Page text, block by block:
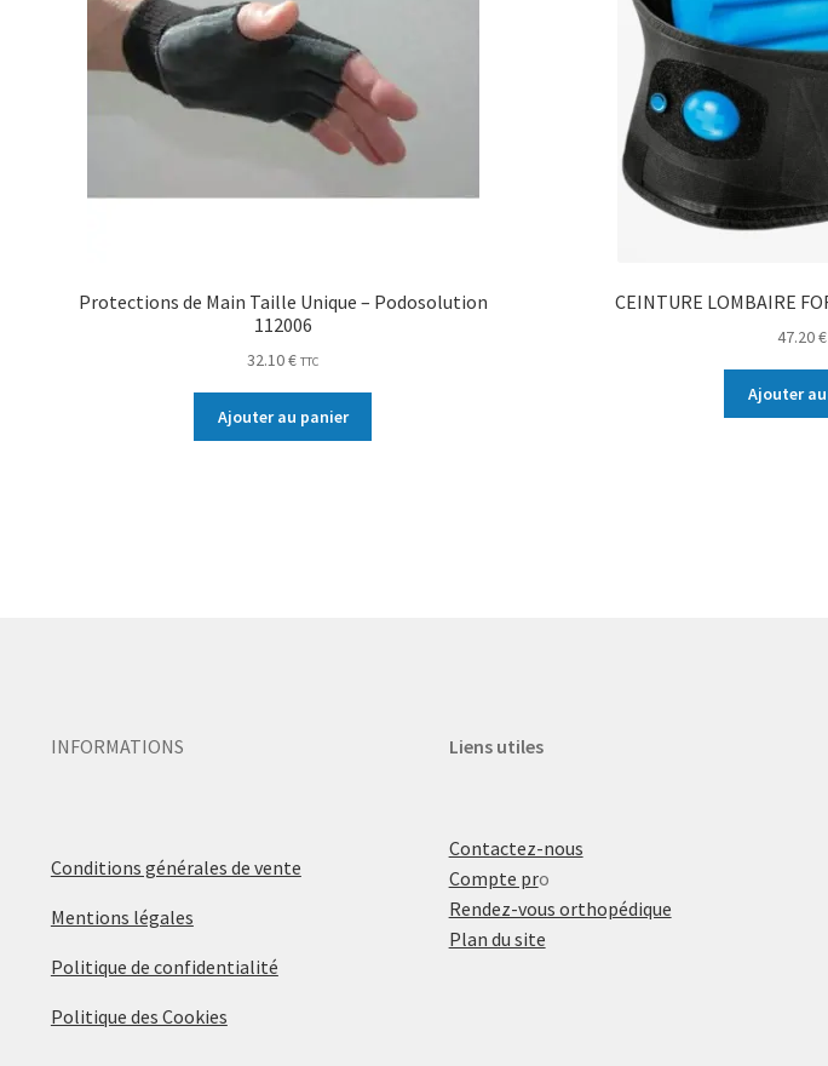
Protections de Main Taille Unique – Podosolution
112006
32.10€ TTC
Ajouter au panier
CEINTURE LOMBAIRE
47.20€
Ajouter
INFORMATIONS
Conditions générales de vente
Mentions légales
Politique de confidentialité
Politique des Cookies
Liens utiles
Contactez-nous
Compte pro
Rendez-vous orthopédique
Plan du site